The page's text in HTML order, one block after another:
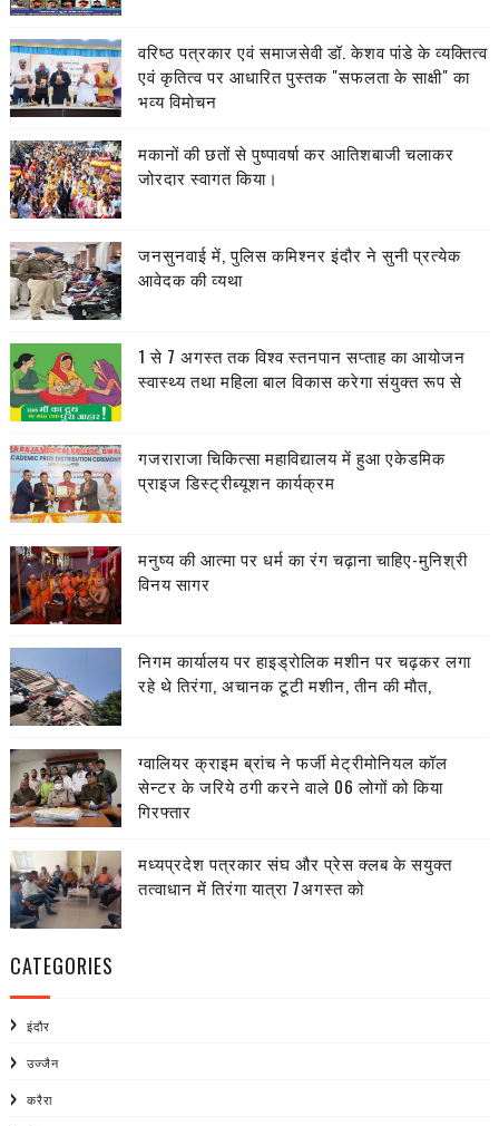
वरिष्ठ पत्रकार एवं समाजसेवी डॉ. केशव पांडे के व्यक्तित्व
एवं कृतित्व पर आधारित पुस्तक "सफलता के साक्षी" का
भव्य विमोचन
मकानों की छतों से पुष्पावर्षा कर आतिशबाजी चलाकर
जोरदार स्वागत किया।
जनसुनवाई में, पुलिस कमिश्नर इंदौर ने सुनी प्रत्येक
आवेदक की व्यथा
1 से 7 अगस्त तक विश्व स्तनपान सप्ताह का आयोजन
स्वास्थ्य तथा महिला बाल विकास करेगा संयुक्त रूप से
गजराराजा चिकित्सा महाविद्यालय में हुआ एकेडमिक
प्राइज डिस्ट्रीब्यूशन कार्यक्रम
मनुष्य की आत्मा पर धर्म का रंग चढ़ाना चाहिए-मुनिश्री
विनय सागर
निगम कार्यालय पर हाइड्राेलिक मशीन पर चढ़कर लगा
रहे थे तिरंगा, अचानक टूटी मशीन, तीन की माैत,
ग्वालियर क्राइम ब्रांच ने फर्जी मेट्रीमोनियल कॉल
सेन्टर के जरिये ठगी करने वाले 06 लोगों को किया
गिरफ्तार
मध्यप्रदेश पत्रकार संघ और प्रेस क्लब के सयुक्त
तत्वाधान में तिरंगा यात्रा 7अगस्त को
CATEGORIES
इंदौर
उज्जैन
करैरा